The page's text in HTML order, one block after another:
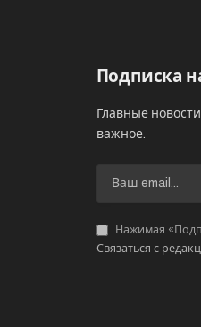
Подписка
Главные
важное.
Нажимая
Связаться с